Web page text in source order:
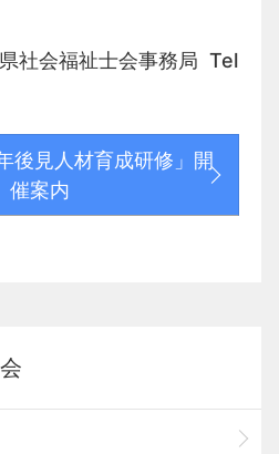
社会福祉士会事務局 Tel
後見人材育成研修」開
催案内